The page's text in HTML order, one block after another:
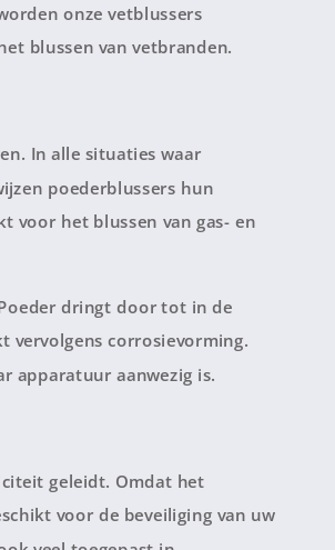
onze vetblussers
blussen van vetbranden.
In alle situaties waar
poederblussers hun
voor het blussen van gas- en
dringt door tot in de
vervolgens corrosievorming.
apparatuur aanwezig is.
geleidt. Omdat het
voor de beveiliging van uw